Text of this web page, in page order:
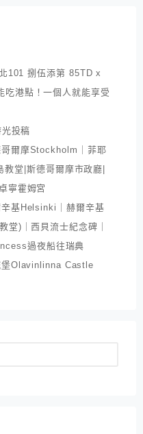
101 捌伍添第 85TD x
吃港點！一個人就能享受
投稿
哥爾摩Stockholm｜菲耶
堂|斯德哥爾摩市政廳|
寧霍姆宮
辛基Helsinki｜赫爾辛基
堂)｜西貝流士紀念碑｜
過夜船往瑞典
堡Olavinlinna Castle